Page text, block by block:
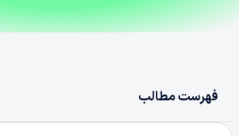
فهرست مطالب